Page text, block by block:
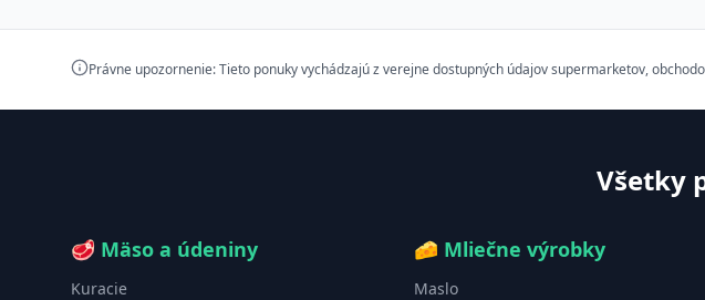
Právne upozornenie: Tieto ponuky vychádzajú z verejne dostupných údajov supermarketov,
Všetky
🥩 Mäso a údeniny
Kuracie
🧀 Mliečne výrobky
Maslo